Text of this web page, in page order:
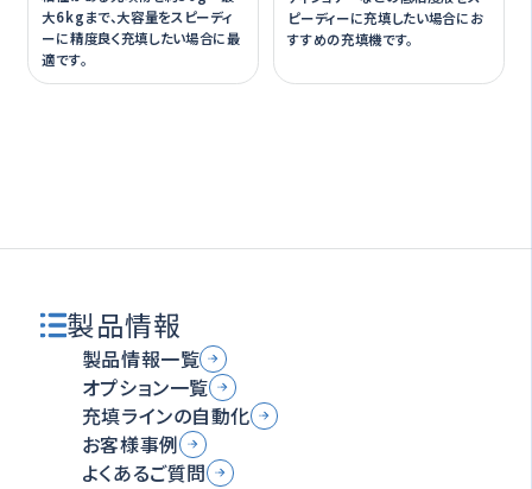
大6kgまで、大容量をスピーディ
ーに精度良く充填したい場合に最
適です。
ピーディーに充填したい場合にお
すすめの充填機です。
製品情報
製品情報一覧
オプション一覧
充填ラインの自動化
お客様事例
よくあるご質問